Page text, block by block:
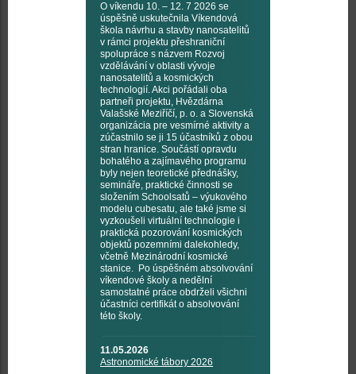
O víkendu 10. – 12. 7 2026 se
úspěšně uskutečnila Víkendová
škola návrhu a stavby nanosatelitů
v rámci projektu přeshraniční
spolupráce s názvem Rozvoj
vzdělávání v oblasti vývoje
nanosatelitů a kosmických
technologií. Akci pořádali oba
partneři projektu, Hvězdárna
Valašské Meziříčí, p. o. a Slovenská
organizácia pre vesmírné aktivity a
zúčastnilo se ji 15 účastníků z obou
stran hranice. Součástí opravdu
bohatého a zajímavého programu
byly nejen teoretické přednášky,
semináře, praktické činnosti se
složením Schoolsatů – výukového
modelu cubesatu, ale také jsme si
vyzkoušeli virtuální technologie i
praktická pozorování kosmických
objektů pozemními dalekohledy,
včetně Mezinárodní kosmické
stanice. Po úspěšném absolvování
víkendové školy a nedělní
samostatné práce obdrželi všichni
účastníci certifikát o absolvování
této školy.
11.05.2026
Astronomické tábory 2026